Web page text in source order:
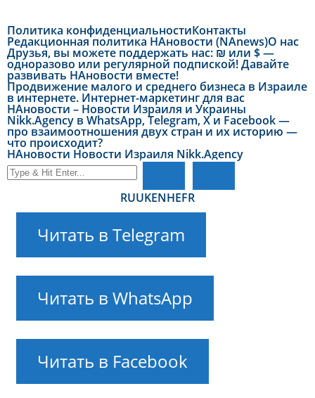
Политика конфиденциальностиКонтакты
Редакционная политика НАновости (NAnews)О нас
Друзья, вы можете поддержать нас: ₪ или $ —
одноразово или регулярной подпиской! Давайте
развивать НАновости вместе!
Продвижение малого и среднего бизнеса в Израиле
в интернете. Интернет-маркетинг для вас
НАновости – Новости Израиля и Украины
Nikk.Agency в WhatsApp, Telegram, X и Facebook —
про взаимоотношения двух стран и их историю —
что происходит?
НАновости Новости Израиля Nikk.Agency
RUUKENHEFR
Читать в Telegram
Читать в WhatsApp
Читать в Facebook